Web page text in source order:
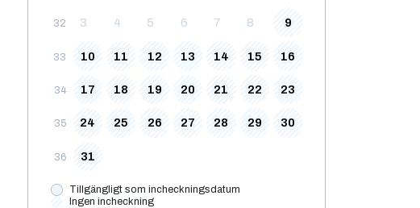
32 3 4 5 6 7 8 9
33 10 11 12 13 14 15 16
34 17 18 19 20 21 22 23
35 24 25 26 27 28 29 30
36 31
Tillgängligt som incheckningsdatum
Ingen incheckning